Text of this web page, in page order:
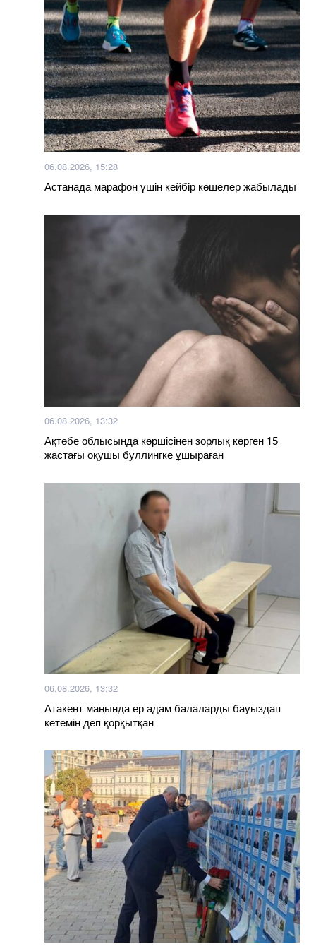
06.08.2026, 15:28
Астанада марафон үшін кейбір көшелер жабылады
06.08.2026, 13:32
Ақтөбе облысында көршісінен зорлық көрген 15
жастағы оқушы буллингке ұшыраған
06.08.2026, 13:32
Атакент маңында ер адам балаларды бауыздап
кетемін деп қорқытқан